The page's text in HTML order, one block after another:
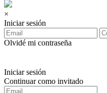
×
Iniciar sesión
Olvidé mi contraseña
Iniciar sesión
Continuar como invitado